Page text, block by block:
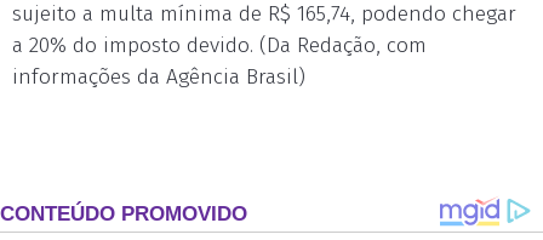
sujeito a multa mínima de R$ 165,74, podendo chegar
a 20% do imposto devido. (Da Redação, com
informações da Agência Brasil)